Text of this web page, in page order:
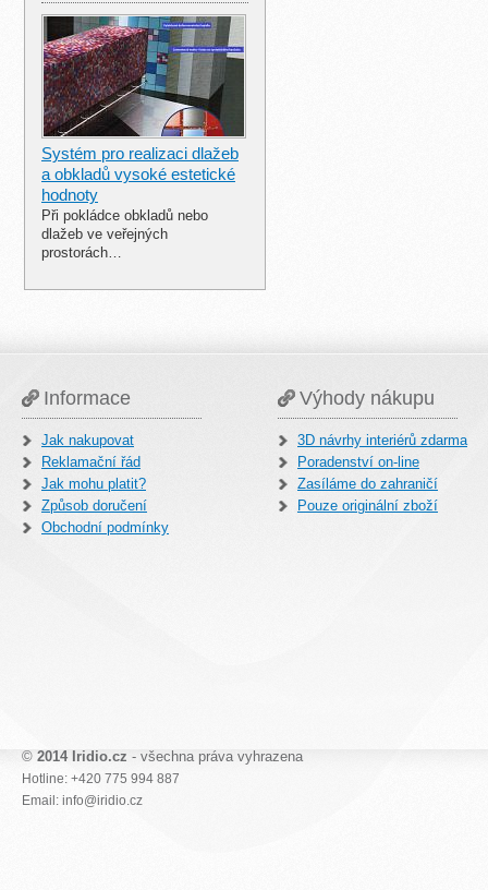
Systém pro realizaci dlažeb
a obkladů vysoké estetické
hodnoty
Při pokládce obkladů nebo
dlažeb ve veřejných
prostorách…
Informace
Jak nakupovat
Reklamační řád
Jak mohu platit?
Způsob doručení
Obchodní podmínky
Výhody nákupu
3D návrhy interiérů zdarma
Poradenství on-line
Zasíláme do zahraničí
Pouze originální zboží
© 2014 Iridio.cz - všechna práva vyhrazena
Hotline: +420 775 994 887
Email: info@iridio.cz